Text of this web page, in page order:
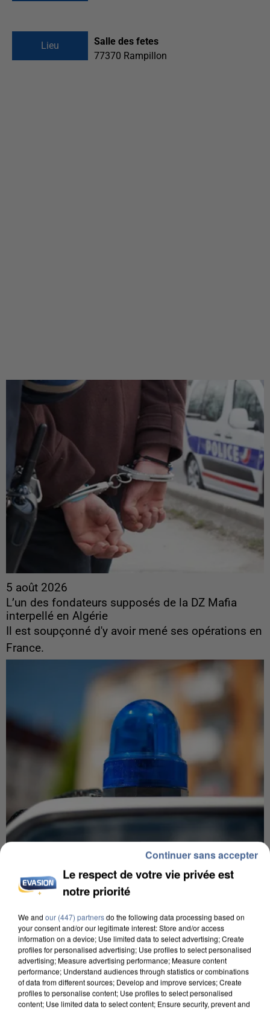
Lieu
Salle des fetes
77370 Rampillon
5 août 2026
L’un des fondateurs supposés de la DZ Mafia
interpellé en Algérie
Il est soupçonné d'y avoir mené ses opérations en
France.
5 août 2026
Une enquête ouverte à Marseille après la
découverte d’un enfant de...
Le respect de votre vie privée est
notre priorité
We and our (447) partnersdo the following data processing based on
your consent and/or our legitimate interest: Store and/or access
information on a device; Use limited data to select advertising; Create
profiles for personalised advertising; Use profiles to select personalised
advertising; Measure advertising performance; Measure content
performance; Understand audiences through statistics or combinations
of data from different sources; Develop and improve services; Create
profiles to personalise content; Use profiles to select personalised
content; Use limited data to select content; Ensure security, prevent and
Continuer sans accepter